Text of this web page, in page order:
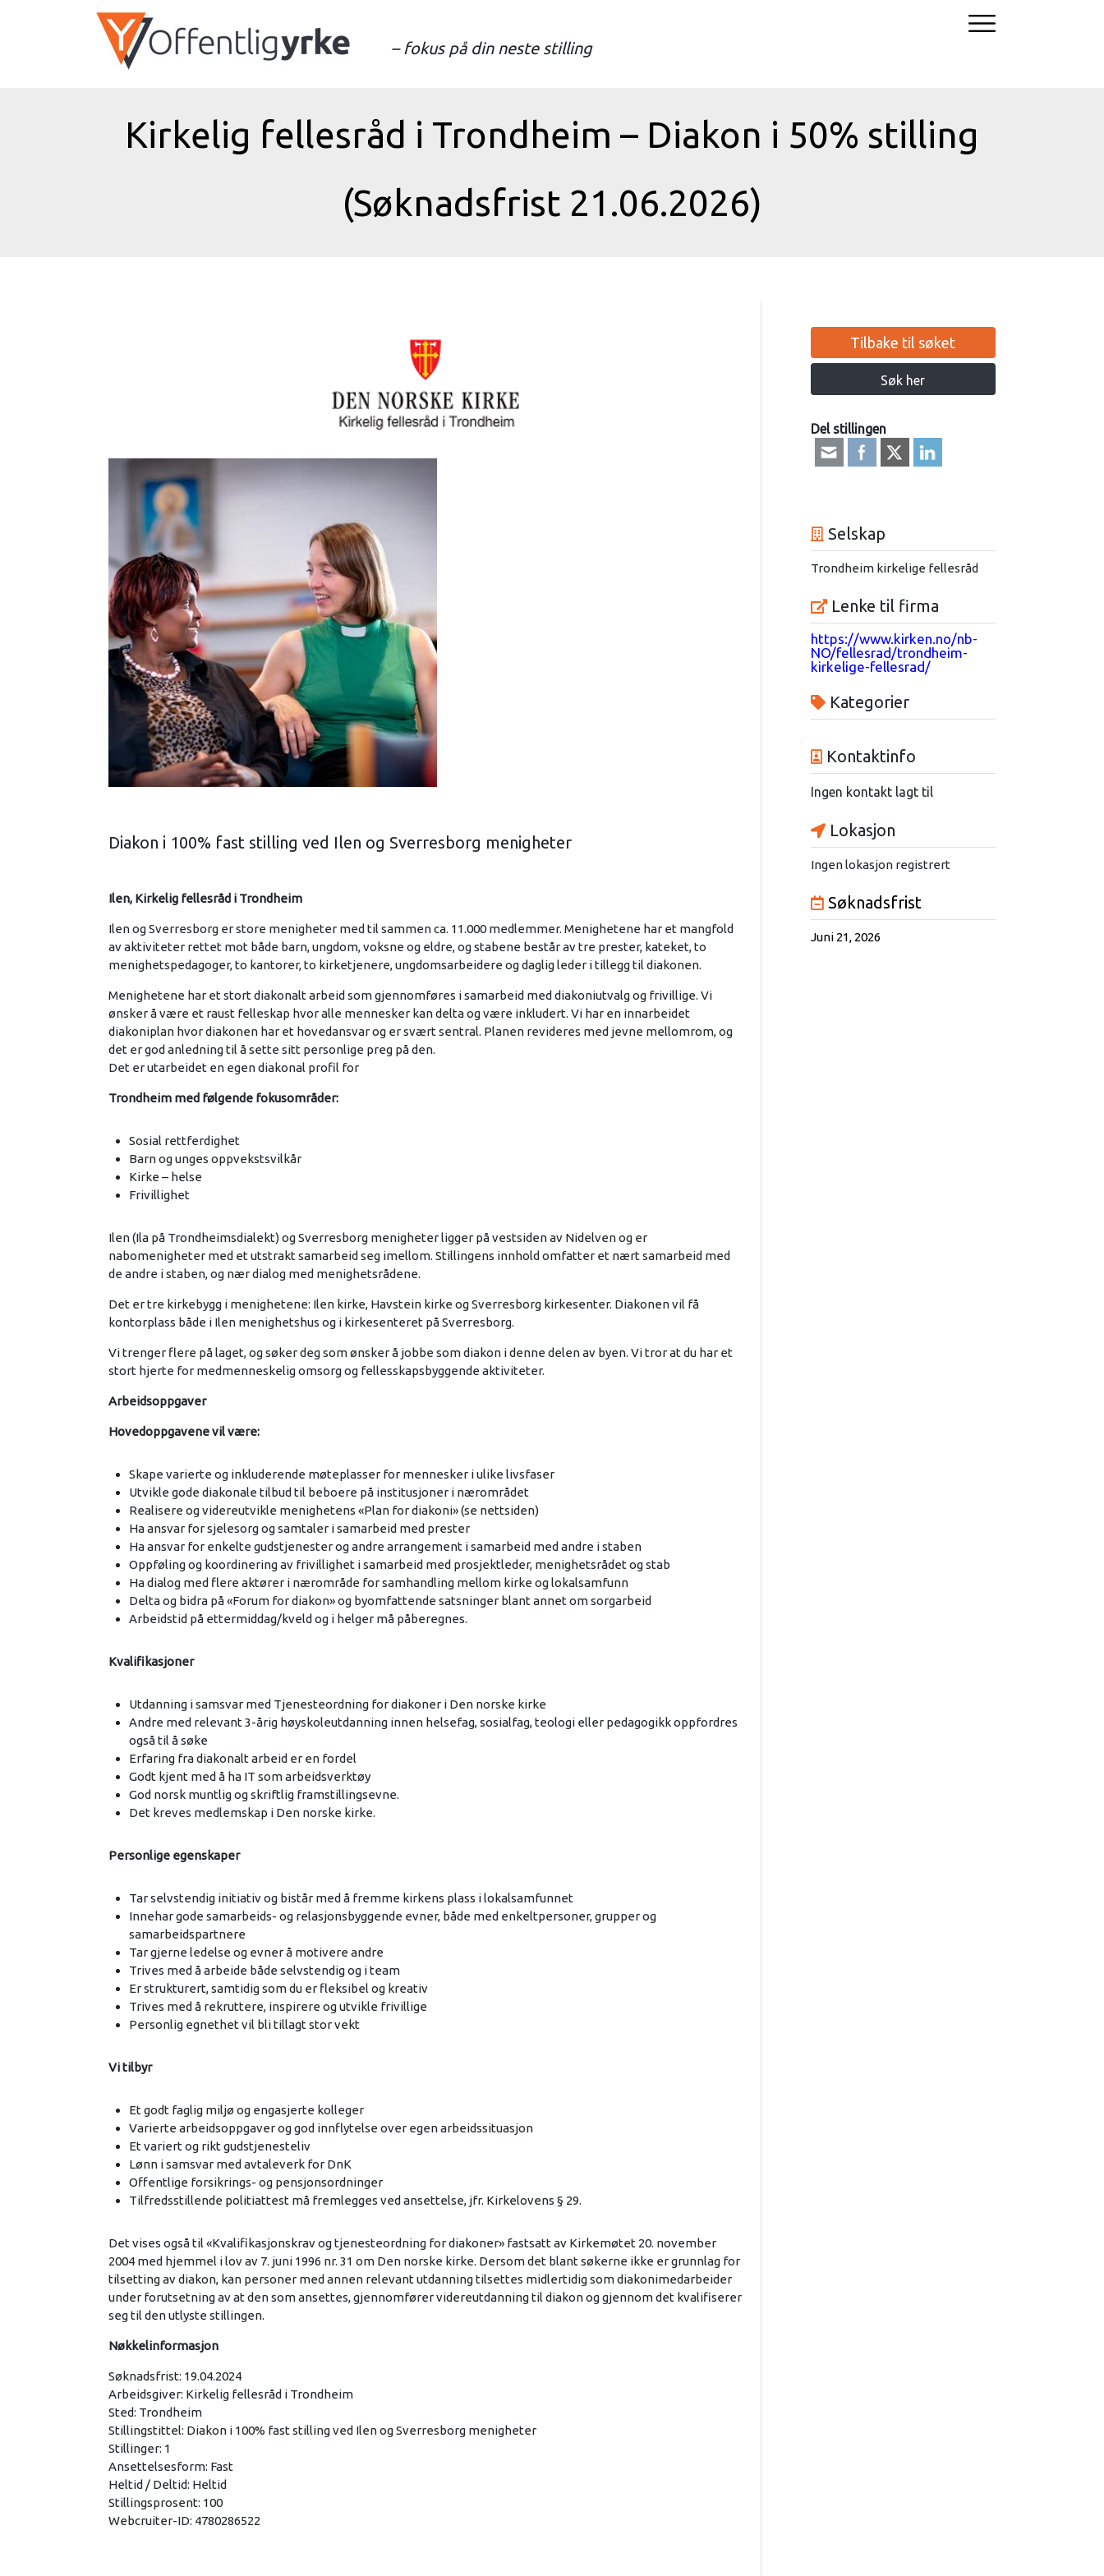
– fokus på din neste stilling
Kirkelig fellesråd i Trondheim – Diakon i 50% stilling
(Søknadsfrist 21.06.2026)
Diakon i 100% fast stilling ved Ilen og Sverresborg menigheter
Ilen, Kirkelig fellesråd i Trondheim
Ilen og Sverresborg er store menigheter med til sammen ca. 11.000 medlemmer. Menighetene har et mangfold
av aktiviteter rettet mot både barn, ungdom, voksne og eldre, og stabene består av tre prester, kateket, to
menighetspedagoger, to kantorer, to kirketjenere, ungdomsarbeidere og daglig leder i tillegg til diakonen.
Menighetene har et stort diakonalt arbeid som gjennomføres i samarbeid med diakoniutvalg og frivillige. Vi
ønsker å være et raust felleskap hvor alle mennesker kan delta og være inkludert. Vi har en innarbeidet
diakoniplan hvor diakonen har et hovedansvar og er svært sentral. Planen revideres med jevne mellomrom, og
det er god anledning til å sette sitt personlige preg på den.
Det er utarbeidet en egen diakonal profil for
Trondheim med følgende fokusområder:
Sosial rettferdighet
Barn og unges oppvekstsvilkår
Kirke – helse
Frivillighet
Ilen (Ila på Trondheimsdialekt) og Sverresborg menigheter ligger på vestsiden av Nidelven og er
nabomenigheter med et utstrakt samarbeid seg imellom. Stillingens innhold omfatter et nært samarbeid med
de andre i staben, og nær dialog med menighetsrådene.
Det er tre kirkebygg i menighetene: Ilen kirke, Havstein kirke og Sverresborg kirkesenter. Diakonen vil få
kontorplass både i Ilen menighetshus og i kirkesenteret på Sverresborg.
Vi trenger flere på laget, og søker deg som ønsker å jobbe som diakon i denne delen av byen. Vi tror at du har et
stort hjerte for medmenneskelig omsorg og fellesskapsbyggende aktiviteter.
Arbeidsoppgaver
Hovedoppgavene vil være:
​Skape varierte og inkluderende møteplasser for mennesker i ulike livsfaser
​Utvikle gode diakonale tilbud til beboere på institusjoner i nærområdet
​Realisere og videreutvikle menighetens «Plan for diakoni» (se nettsiden)
Ha ansvar for sjelesorg og samtaler i samarbeid med prester
Ha ansvar for enkelte gudstjenester og andre arrangement i samarbeid med andre i staben
​Oppføling og koordinering av frivillighet i samarbeid med prosjektleder, menighetsrådet og stab
Ha dialog med flere aktører i nærområde for samhandling mellom kirke og lokalsamfunn
Delta og bidra på «Forum for diakon» og byomfattende satsninger blant annet om sorgarbeid
​Arbeidstid på ettermiddag/kveld og i helger må påberegnes.
Kvalifikasjoner
Utdanning i samsvar med Tjenesteordning for diakoner i Den norske kirke
​Andre med relevant 3-årig høyskoleutdanning innen helsefag, sosialfag, teologi eller pedagogikk oppfordres
også til å søke
​Erfaring fra diakonalt arbeid er en fordel
​Godt kjent med å ha IT som arbeidsverktøy
​God norsk muntlig og skriftlig framstillingsevne.
Det kreves medlemskap i Den norske kirke.
Personlige egenskaper
Tar selvstendig initiativ og bistår med å fremme kirkens plass i lokalsamfunnet
Innehar g​ode samarbeids- og relasjonsbyggende evner, både med enkeltpersoner, grupper og
samarbeidspartnere
​Tar gjerne ledelse og evner å motivere andre
​Trives med å arbeide både selvstendig og i team
​Er strukturert, samtidig som du er fleksibel og kreativ
Trives med å rekruttere, inspirere og utvikle frivillige
​Personlig egnethet vil bli tillagt stor vekt
Vi tilbyr
Et godt faglig miljø og engasjerte kolleger
​Varierte arbeidsoppgaver og god innflytelse over egen arbeidssituasjon
Et variert og rikt gudstjenesteliv
​Lønn i samsvar med avtaleverk for DnK
​Offentlige forsikrings- og pensjonsordninger
Tilfredsstillende politiattest må fremlegges ved ansettelse, jfr. Kirkelovens § 29.
Det vises også til «Kvalifikasjonskrav og tjenesteordning for diakoner» fastsatt av Kirkemøtet 20. november
2004 med hjemmel i lov av 7. juni 1996 nr. 31 om Den norske kirke. Dersom det blant søkerne ikke er grunnlag for
tilsetting av diakon, kan personer med annen relevant utdanning tilsettes midlertidig som diakonimedarbeider
under forutsetning av at den som ansettes, gjennomfører videreutdanning til diakon og gjennom det kvalifiserer
seg til den utlyste stillingen.
Nøkkelinformasjon
Søknadsfrist: 19.04.2024
Arbeidsgiver: Kirkelig fellesråd i Trondheim
Sted: Trondheim
Stillingstittel: Diakon i 100% fast stilling ved Ilen og Sverresborg menigheter
Stillinger: 1
Ansettelsesform: Fast
Heltid / Deltid: Heltid
Stillingsprosent: 100
Webcruiter-ID: 4780286522
Tilbake til søket
Søk her
Del stillingen
Selskap
Trondheim kirkelige fellesråd
Lenke til firma
https://www.kirken.no/nb-
NO/fellesrad/trondheim-
kirkelige-fellesrad/
Kategorier
Kontaktinfo
Ingen kontakt lagt til
Lokasjon
Ingen lokasjon registrert
Søknadsfrist
Juni 21, 2026